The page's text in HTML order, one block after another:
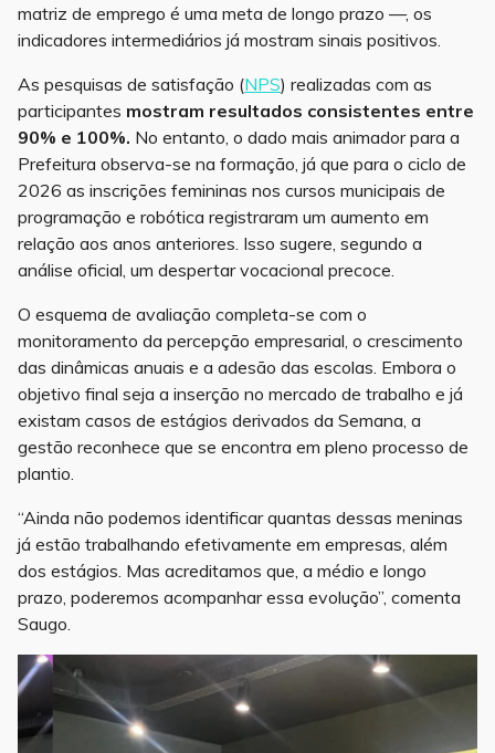
matriz de emprego é uma meta de longo prazo —, os
indicadores intermediários já mostram sinais positivos.
As pesquisas de satisfação (NPS) realizadas com as
participantes mostram resultados consistentes entre
90% e 100%. No entanto, o dado mais animador para a
Prefeitura observa-se na formação, já que para o ciclo de
2026 as inscrições femininas nos cursos municipais de
programação e robótica registraram um aumento em
relação aos anos anteriores. Isso sugere, segundo a
análise oficial, um despertar vocacional precoce.
O esquema de avaliação completa-se com o
monitoramento da percepção empresarial, o crescimento
das dinâmicas anuais e a adesão das escolas. Embora o
objetivo final seja a inserção no mercado de trabalho e já
existam casos de estágios derivados da Semana, a
gestão reconhece que se encontra em pleno processo de
plantio.
“Ainda não podemos identificar quantas dessas meninas
já estão trabalhando efetivamente em empresas, além
dos estágios. Mas acreditamos que, a médio e longo
prazo, poderemos acompanhar essa evolução”, comenta
Saugo.